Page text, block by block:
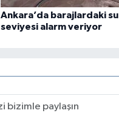
Ankara’da barajlardaki su
seviyesi alarm veriyor